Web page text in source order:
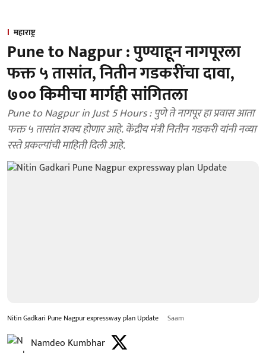
महाराष्ट्र
Pune to Nagpur : पुण्याहून नागपूरला
फक्त ५ तासांत, नितीन गडकरींचा दावा,
७०० किमीचा मार्गही सांगितला
Pune to Nagpur in Just 5 Hours : पुणे ते नागपूर हा प्रवास आता
फक्त ५ तासांत शक्य होणार आहे. केंद्रीय मंत्री नितीन गडकरी यांनी नव्या
रस्ते प्रकल्पांची माहिती दिली आहे.
Nitin Gadkari Pune Nagpur expressway plan Update Saam
Namdeo Kumbhar